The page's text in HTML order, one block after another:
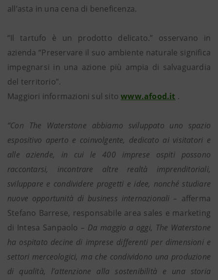
all’asta in una cena di beneficenza.
“Il tartufo è un prodotto delicato.” osservano in
azienda “Preservare il suo ambiente naturale significa
impegnarsi in una azione più ampia di salvaguardia
del territorio”.
Maggiori informazioni sul sitowww.afood.it .
“Con The Waterstone abbiamo sviluppato uno spazio
espositivo aperto e coinvolgente, dedicato ai visitatori e
alle aziende, in cui le 400 imprese ospiti possono
raccontarsi, incontrare altre realtà imprenditoriali,
sviluppare e condividere progetti e idee, nonché studiare
nuove opportunità di business internazionali – afferma
Stefano Barrese, responsabile area sales e marketing
di Intesa Sanpaolo – Da maggio a oggi, The Waterstone
ha ospitato decine di imprese differenti per dimensioni e
settori merceologici, ma che condividono una produzione
di qualità, l’attenzione alla sostenibilità e una storia